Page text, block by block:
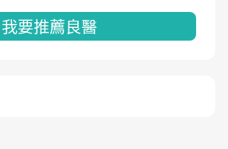
我要推薦良醫